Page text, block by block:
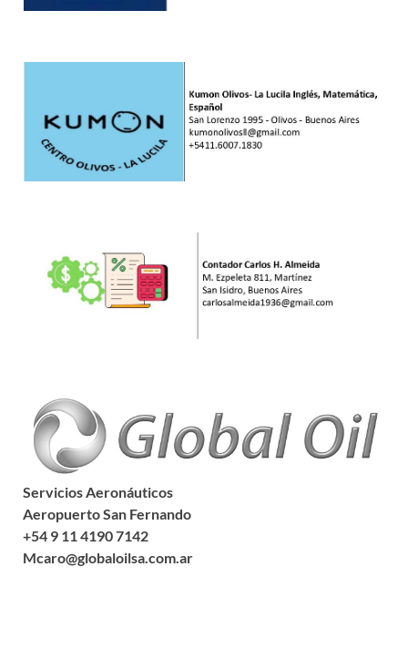
Servicios Aeronáuticos
Aeropuerto San Fernando
+54 9 11 4190 7142
Mcaro@globaloilsa.com.ar